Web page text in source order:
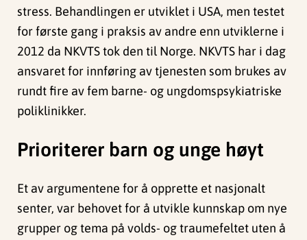
stress. Behandlingen er utviklet i USA, men testet
for første gang i praksis av andre enn utviklerne i
2012 da NKVTS tok den til Norge. NKVTS har i dag
ansvaret for innføring av tjenesten som brukes av
rundt fire av fem barne- og ungdomspsykiatriske
poliklinikker.
Prioriterer barn og unge høyt
Et av argumentene for å opprette et nasjonalt
senter, var behovet for å utvikle kunnskap om nye
grupper og tema på volds- og traumefeltet uten å